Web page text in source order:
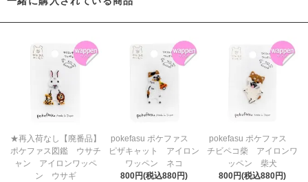
★再入荷なし【廃番品】
ポケファス図鑑 ウサチ
ャン アイロンワッペ
ン ウサギ
pokefasu ポケファス
ピザキャット アイロン
ワッペン ネコ
800円(税込880円)
pokefasu ポケファス
チビペコ柴 アイロンワ
ッペン 柴犬
800円(税込880円)